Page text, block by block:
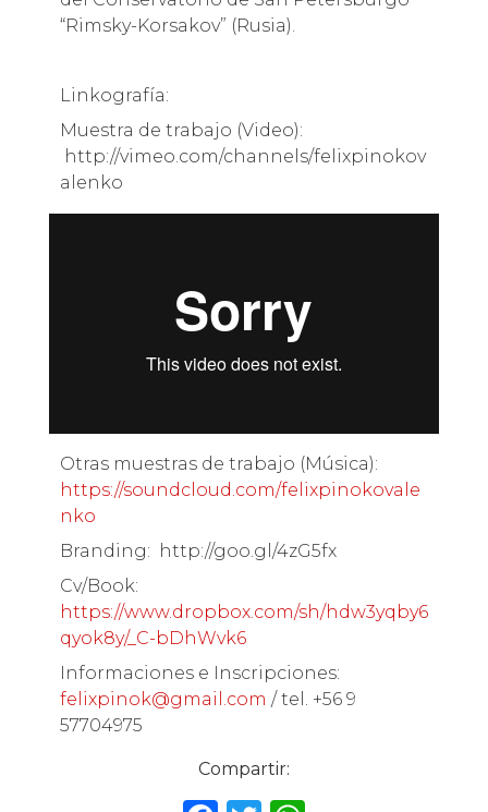
“Rimsky-Korsakov” (Rusia).
Linkografía:
Muestra de trabajo (Video):
http://vimeo.com/channels/felixpinokov
alenko
Otras muestras de trabajo (Música):
https://soundcloud.com/felixpinokovale
nko
Branding: http://goo.gl/4zG5fx
Cv/Book:
https://www.dropbox.com/sh/hdw3yqby6
qyok8y/_C-bDhWvk6
Informaciones e Inscripciones:
felixpinok@gmail.com / tel. +56 9
57704975
Compartir: